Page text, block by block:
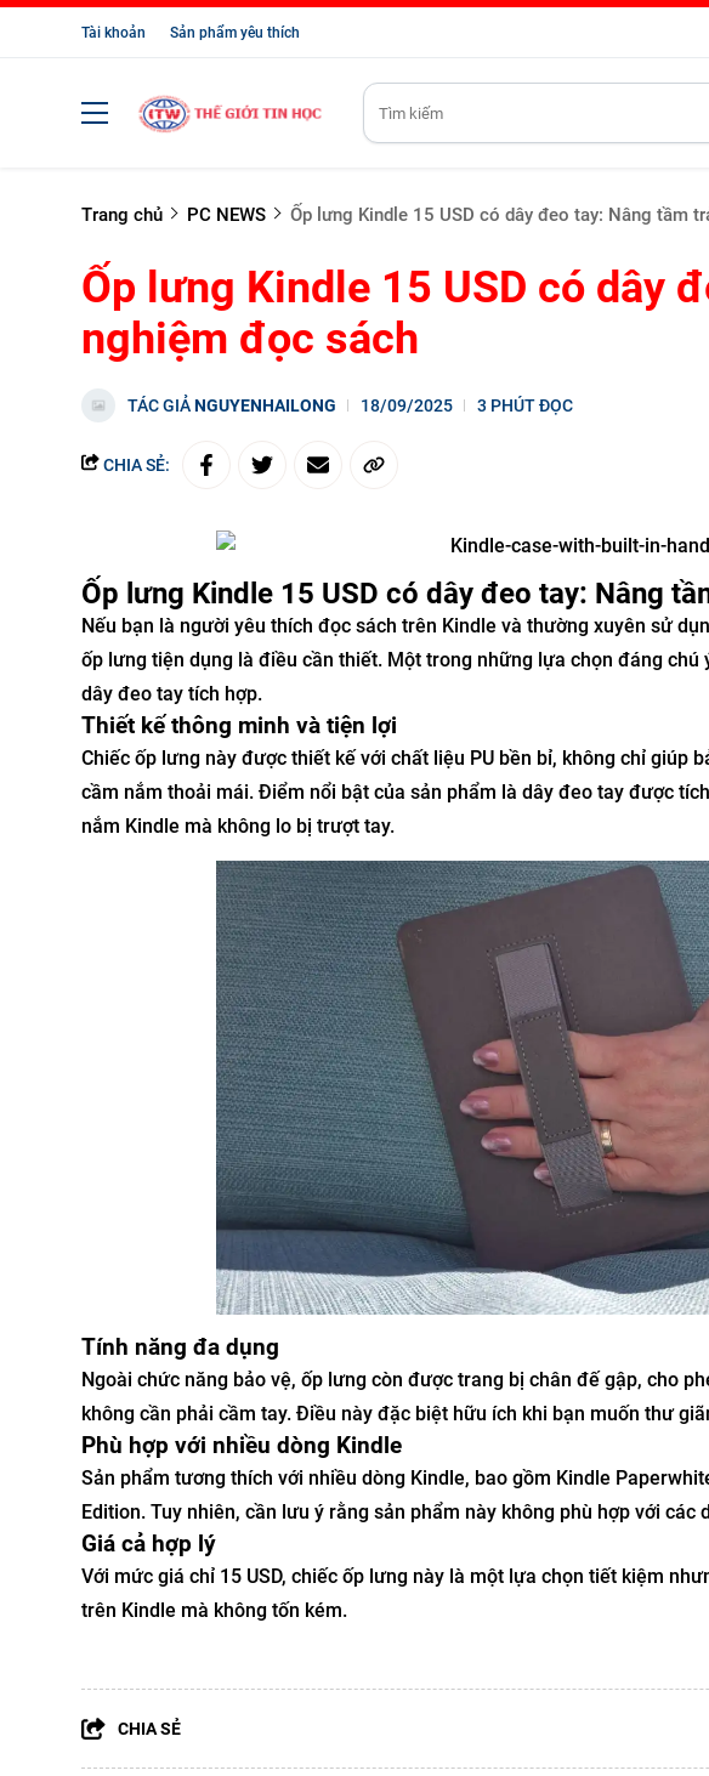
Tài khoản Sản phẩm yêu thích
Trang chủ PC NEWS Ốp lưng Kindle 15 USD có dây đeo tay: Nâng tầm
Ốp lưng Kindle 15 USD có dây
nghiệm đọc sách
TÁC GIẢNGUYENHAILONG 18/09/2025 3 PHÚT ĐỌC
CHIA SẺ:
Ốp lưng Kindle 15 USD có dây đeo tay: Nâng
Nếu bạn là người yêu thích đọc sách trên Kindle và thường xuyên sử
ốp lưng tiện dụng là điều cần thiết. Một trong những lựa chọn đáng chú
dây đeo tay tích hợp.
Thiết kế thông minh và tiện lợi
Chiếc ốp lưng này được thiết kế với chất liệu PU bền bỉ, không chỉ giúp
cầm nắm thoải mái. Điểm nổi bật của sản phẩm là dây đeo tay được
nắm Kindle mà không lo bị trượt tay.
Tính năng đa dụng
Ngoài chức năng bảo vệ, ốp lưng còn được trang bị chân đế gập, cho
không cần phải cầm tay. Điều này đặc biệt hữu ích khi bạn muốn thư
Phù hợp với nhiều dòng Kindle
Sản phẩm tương thích với nhiều dòng Kindle, bao gồm Kindle
Edition. Tuy nhiên, cần lưu ý rằng sản phẩm này không phù hợp với các
Giá cả hợp lý
Với mức giá chỉ 15 USD, chiếc ốp lưng này là một lựa chọn tiết kiệm
trên Kindle mà không tốn kém.
CHIA SẺ